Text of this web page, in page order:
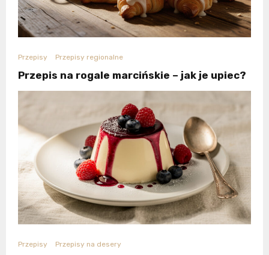
Przepisy Przepisy regionalne
Przepis na rogale marcińskie – jak je upiec?
Przepisy Przepisy na desery